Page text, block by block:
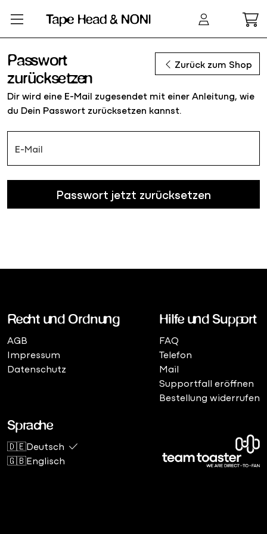
Passwort
zurücksetzen
Zurück zum Shop
Dir wird eine E-Mail zugesendet mit einer Anleitung, wie
du Dein Passwort zurücksetzen kannst.
E-Mail
Passwort jetzt zurücksetzen
Recht und Ordnung
AGB
Impressum
Datenschutz
Hilfe und Support
FAQ
Telefon
Mail
Supportfall eröffnen
Bestellung widerrufen
Sprache
🇩🇪Deutsch
🇬🇧Englisch